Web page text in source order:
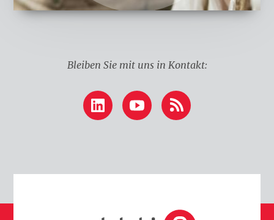
k
Bleiben Sie mit uns in Kontakt:
LinkedIn YouTube RSS